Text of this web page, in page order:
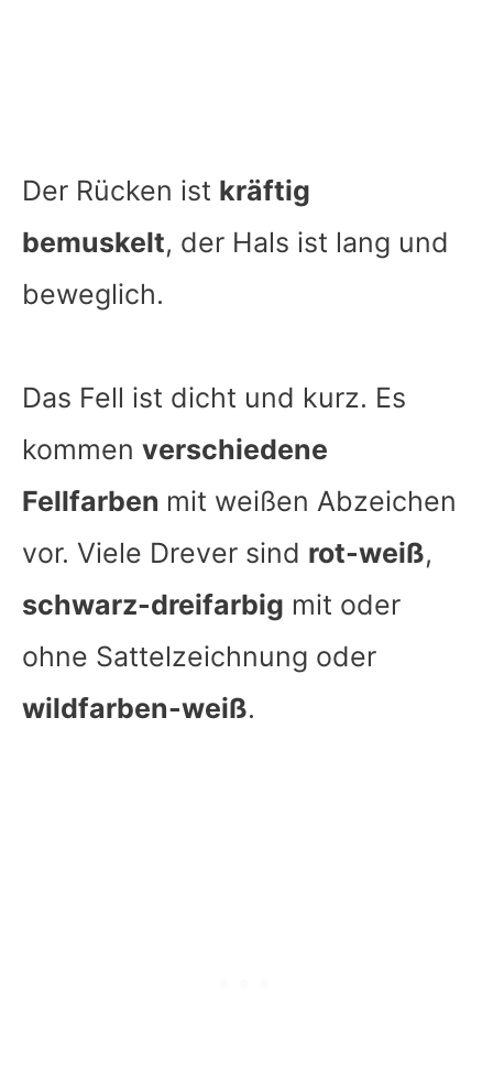
Der Rücken ist kräftig
bemuskelt, der Hals ist lang und
beweglich.
Das Fell ist dicht und kurz. Es
kommen verschiedene
Fellfarben mit weißen Abzeichen
vor. Viele Drever sind rot-weiß,
schwarz-dreifarbig mit oder
ohne Sattelzeichnung oder
wildfarben-weiß.